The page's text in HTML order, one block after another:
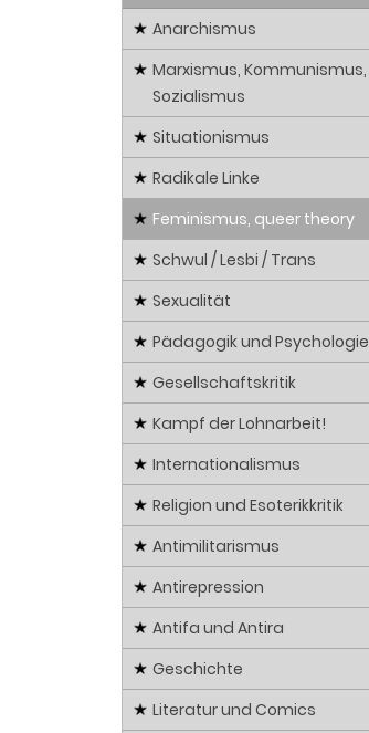
Anarchismus
Marxismus, Kommunismus,
Sozialismus
Situationismus
Radikale Linke
Feminismus, queer theory
Schwul / Lesbi / Trans
Sexualität
Pädagogik und Psychologie
Gesellschaftskritik
Kampf der Lohnarbeit!
Internationalismus
Religion und Esoterikkritik
Antimilitarismus
Antirepression
Antifa und Antira
Geschichte
Literatur und Comics